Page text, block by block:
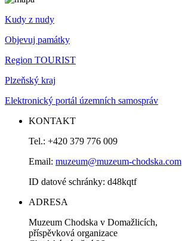
Kudy z nudy
Objevuj památky
Region TOURIST
Plzeňský kraj
Elektronický portál územních samospráv
KONTAKT
Tel.: +420 379 776 009
Email: muzeum@muzeum-chodska.com
ID datové schránky: d48kqtf
ADRESA
Muzeum Chodska v Domažlicích,
příspěvková organizace